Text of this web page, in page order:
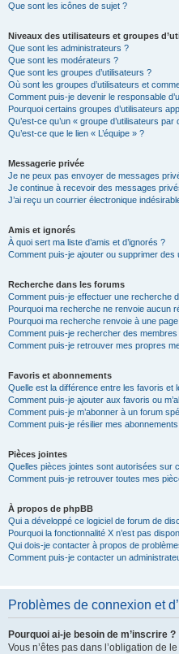
Que sont les icônes de sujet ?
Niveaux des utilisateurs et groupes
Que sont les administrateurs ?
Que sont les modérateurs ?
Que sont les groupes d’utilisateurs ?
Où sont les groupes d’utilisateurs et
Comment puis-je devenir le responsable
Pourquoi certains groupes d’utilisateurs
Qu’est-ce qu’un « groupe d’utilisateurs par
Qu’est-ce que le lien « L’équipe » ?
Messagerie privée
Je ne peux pas envoyer de messages
Je continue à recevoir des messages
J’ai reçu un courrier électronique
Amis et ignorés
À quoi sert ma liste d’amis et d’ignorés ?
Comment puis-je ajouter ou supprimer des
Recherche dans les forums
Comment puis-je effectuer une recherche
Pourquoi ma recherche ne renvoie aucun
Pourquoi ma recherche renvoie à une
Comment puis-je rechercher des membres
Comment puis-je retrouver mes propres
Favoris et abonnements
Quelle est la différence entre les favoris et
Comment puis-je ajouter aux favoris ou
Comment puis-je m’abonner à un forum
Comment puis-je résilier mes
Pièces jointes
Quelles pièces jointes sont autorisées sur
Comment puis-je retrouver toutes mes
À propos de phpBB
Qui a développé ce logiciel de forum de
Pourquoi la fonctionnalité X n’est pas
Qui dois-je contacter à propos de
Comment puis-je contacter un
Problèmes de connexion et
Pourquoi ai-je besoin de m’inscrire ?
Vous n’êtes pas dans l’obligation de